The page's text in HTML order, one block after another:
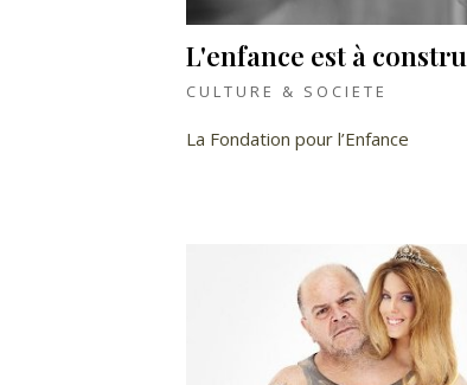
L'enfance est à
CULTURE & SOCIETE
La Fondation pour l’Enfance